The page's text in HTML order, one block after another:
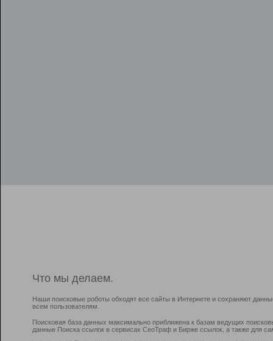
Что мы делаем.
Наши поисковые роботы обходят все сайты в Интернете и сохраняют
всем пользователям.
Поисковая база данных максимально приближена к базам ведущих
данные Поиска ссылок в сервисах СеоТраф и Бирже ссылок, а также для